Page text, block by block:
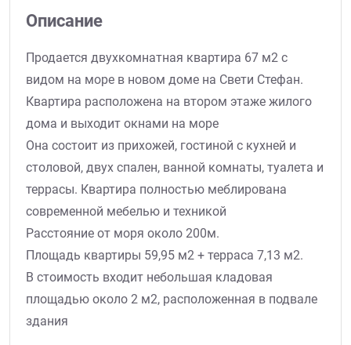
Описание
Продается двухкомнатная квартира 67 м2 с
видом на море в новом доме на Свети Стефан.
Квартира расположена на втором этаже жилого
дома и выходит окнами на море
Она состоит из прихожей, гостиной с кухней и
столовой, двух спален, ванной комнаты, туалета и
террасы. Квартира полностью меблирована
современной мебелью и техникой
Расстояние от моря около 200м.
Площадь квартиры 59,95 м2 + терраса 7,13 м2.
В стоимость входит небольшая кладовая
площадью около 2 м2, расположенная в подвале
здания